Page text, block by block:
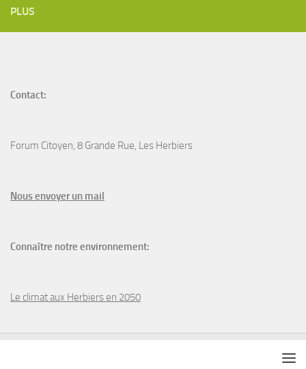
PLUS
Contact:
Forum Citoyen, 8 Grande Rue, Les Herbiers
Nous envoyer un mail
Connaître notre environnement:
Le climat aux Herbiers en 2050